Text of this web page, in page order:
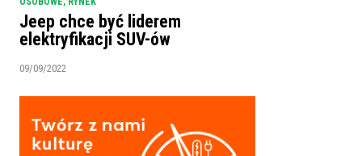
Jeep chce być liderem
elektryfikacji SUV-ów
09/09/2022